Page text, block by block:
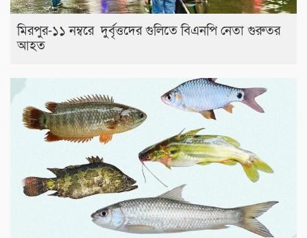
মিরপুর-১১ নম্বরে দুর্বৃত্তদের গুলিতে বিএনপি নেতা গুরুতর
আহত